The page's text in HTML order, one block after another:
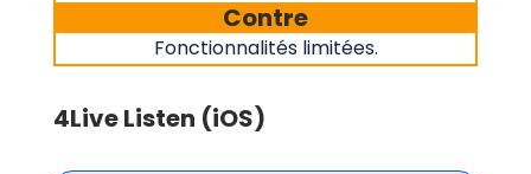
Contre
Fonctionnalités limitées.
4Live Listen (iOS)